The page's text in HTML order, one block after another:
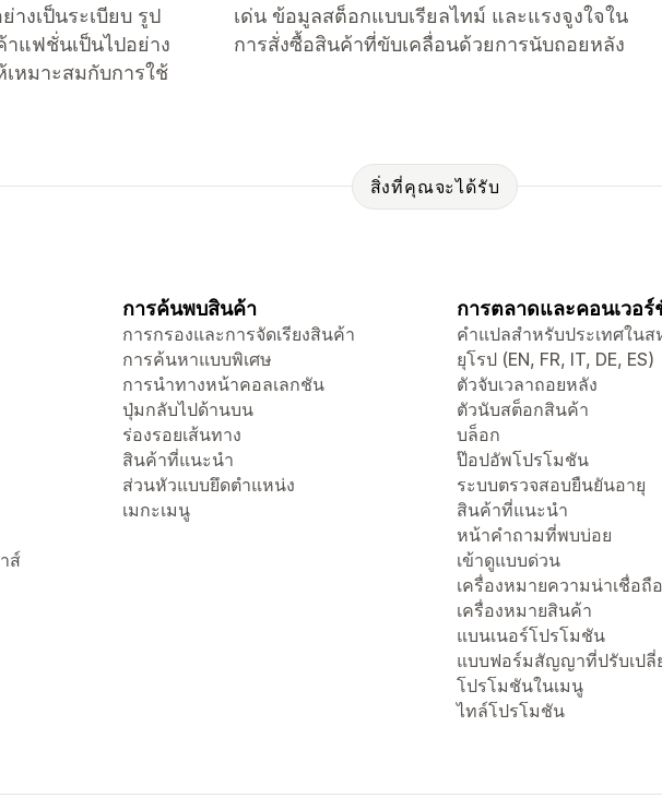
งเป็นระเบียบ รูป
แฟชั่นเป็นไปอย่าง
หมาะสมกับการใช้
เด่น ข้อมูลสต็อกแบบเรียลไทม์ และแรงจูงใจใน
การสั่งซื้อสินค้าที่ขับเคลื่อนด้วยการนับถอยหลัง
สิ่งที่คุณจะได้รับ
ส์
การค้นพบสินค้า
การกรองและการจัดเรียงสินค้า
การค้นหาแบบพิเศษ
การนำทางหน้าคอลเลกชัน
ปุ่มกลับไปด้านบน
ร่องรอยเส้นทาง
สินค้าที่แนะนำ
ส่วนหัวแบบยึดตำแหน่ง
เมกะเมนู
การตลาดและคอนเวอร์
คำแปลสำหรับประเทศใน
ยุโรป (EN, FR, IT, DE, ES)
ตัวจับเวลาถอยหลัง
ตัวนับสต็อกสินค้า
บล็อก
ป๊อปอัพโปรโมชัน
ระบบตรวจสอบยืนยันอายุ
สินค้าที่แนะนำ
หน้าคำถามที่พบบ่อย
เข้าดูแบบด่วน
เครื่องหมายความน่าเชื่อถือ
เครื่องหมายสินค้า
แบนเนอร์โปรโมชัน
แบบฟอร์มสัญญาที่ปรับเปลี่
โปรโมชันในเมนู
ไทล์โปรโมชัน